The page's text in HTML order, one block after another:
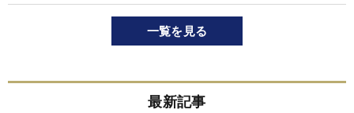
一覧を見る
最新記事